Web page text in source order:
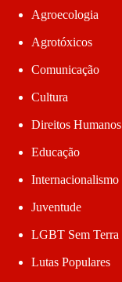
Agroecologia
Agrotóxicos
Comunicação
Cultura
Direitos Humanos
Educação
Internacionalismo
Juventude
LGBT Sem Terra
Lutas Populares